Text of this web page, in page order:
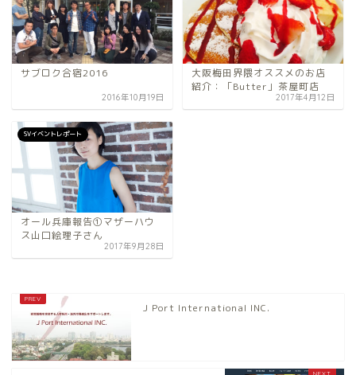
サブロク合宿2016
2016年10月19日
大阪梅田界隈オススメのお店
紹介：「Butter」茶屋町店
2017年4月12日
SVイベントレポート
オール兵庫報告①マザーハウ
ス山口絵理子さん
2017年9月28日
J Port International INC.